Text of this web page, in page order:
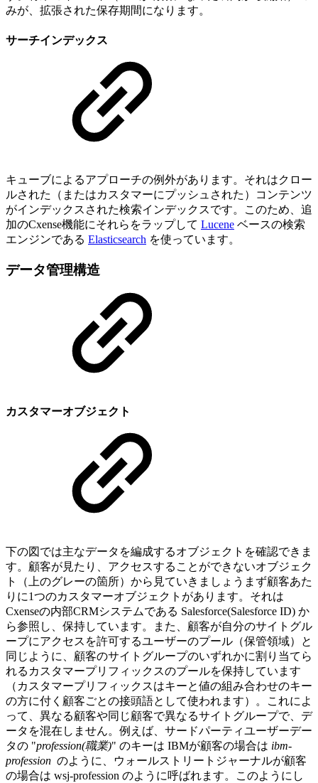
みが、拡張された保存期間になります。
サーチインデックス
キューブによるアプローチの例外があります。それはクロー
ルされた（またはカスタマーにプッシュされた）コンテンツ
がインデックスされた検索インデックスです。このため、追
加のCxense機能にそれらをラップして Lucene ベースの検索
エンジンである Elasticsearch を使っています。
データ管理構造
カスタマーオブジェクト
下の図では主なデータを編成するオブジェクトを確認できま
す。顧客が見たり、アクセスすることができないオブジェク
ト（上のグレーの箇所）から見ていきましょうまず顧客あた
りに1つのカスタマーオブジェクトがあります。それは
Cxenseの内部CRMシステムである Salesforce(Salesforce ID) か
ら参照し、保持しています。また、顧客が自分のサイトグル
ープにアクセスを許可するユーザーのプール（保管領域）と
同じように、顧客のサイトグループのいずれかに割り当てら
れるカスタマープリフィックスのプールを保持しています
（カスタマープリフィックスはキーと値の組み合わせのキー
の方に付く顧客ごとの接頭語として使われます）。これによ
って、異なる顧客や同じ顧客で異なるサイトグループで、デ
ータを混在しません。例えば、サードパーティユーザーデー
タの "profession(職業)" のキーは IBMが顧客の場合は ibm-
profession のように、ウォールストリートジャーナルが顧客
の場合は wsj-profession のように呼ばれます。このようにし